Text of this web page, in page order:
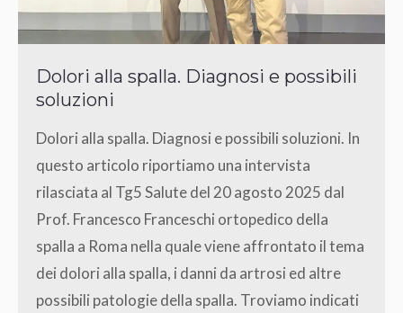
Dolori alla spalla. Diagnosi e possibili
soluzioni
Dolori alla spalla. Diagnosi e possibili soluzioni. In
questo articolo riportiamo una intervista
rilasciata al Tg5 Salute del 20 agosto 2025 dal
Prof. Francesco Franceschi ortopedico della
spalla a Roma nella quale viene affrontato il tema
dei dolori alla spalla, i danni da artrosi ed altre
possibili patologie della spalla. Troviamo indicati